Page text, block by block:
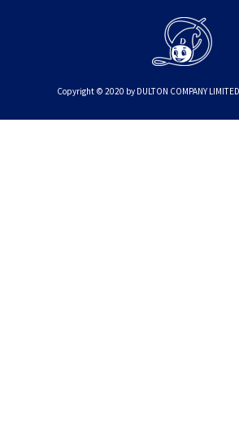
Copyright © 2020 by DULTON COMPANY